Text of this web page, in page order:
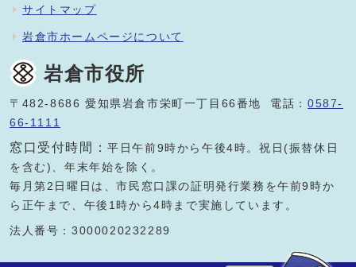
サイトマップ
岩倉市ホームページについて
岩倉市役所
〒482-8686 愛知県岩倉市栄町一丁目66番地 電話：0587-
66-1111
窓口受付時間：平日午前9時から午後4時。祝日(振替休日
を含む)、年末年始を除く。
毎月第2日曜日は、市民窓口課の証明発行業務を午前9時か
ら正午まで、午後1時から4時まで実施しています。
法人番号：3000020232289